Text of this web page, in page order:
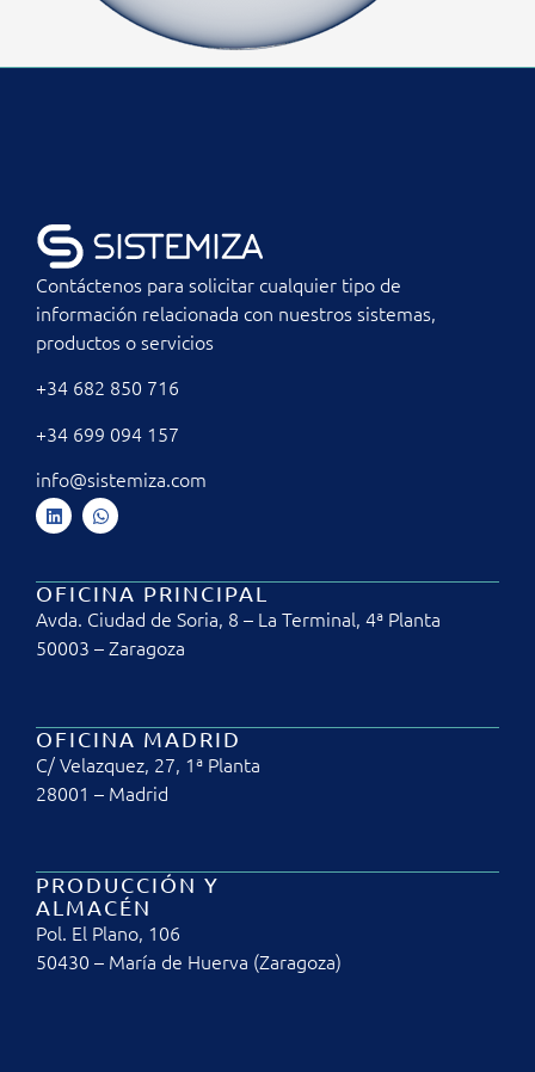
Contáctenos para solicitar cualquier tipo de
información relacionada con nuestros sistemas,
productos o servicios
+34 682 850 716
+34 699 094 157
info@sistemiza.com
OFICINA PRINCIPAL
Avda. Ciudad de Soria, 8 – La Terminal, 4ª Planta
50003 – Zaragoza
OFICINA MADRID
C/ Velazquez, 27, 1ª Planta
28001 – Madrid
PRODUCCIÓN Y
ALMACÉN
Pol. El Plano, 106
50430 – María de Huerva (Zaragoza)